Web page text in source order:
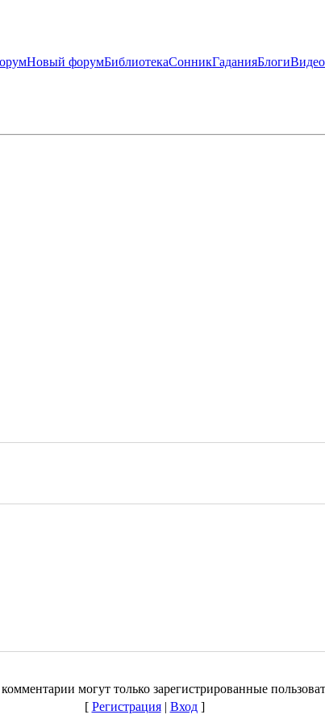
Новый форумБиблиотекаСонникГаданияБлогиВидео
могут только зарегистрированные
[ Регистрация| Вход]